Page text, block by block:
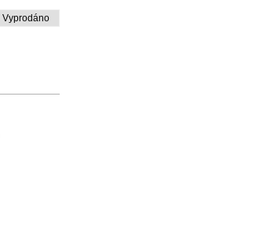
Vyprodáno